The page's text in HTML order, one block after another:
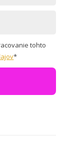
tohto
*